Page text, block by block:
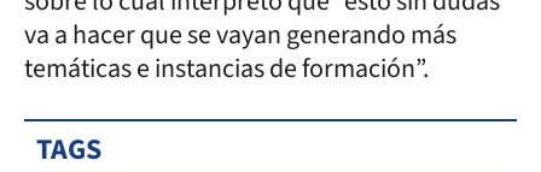
va a hacer que se vayan generando más
temáticas e instancias de formación”.
TAGS